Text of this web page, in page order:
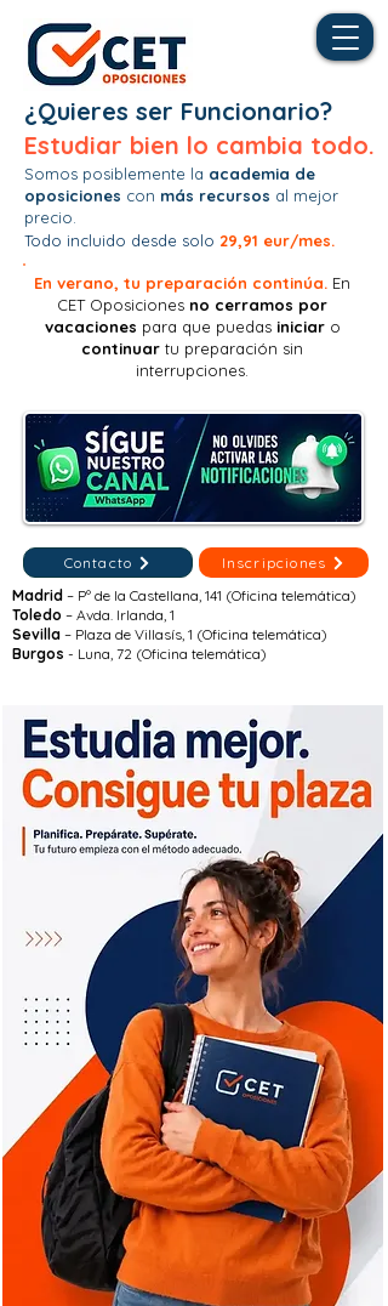
¿Quieres ser Funcionario?
Estudiar bien lo cambia todo.
Somos posiblemente la academia de
oposiciones con más recursos al mejor
precio.
Todo incluido desde solo 29,91 eur/mes.
En verano, tu preparación continúa. En
CET Oposiciones no cerramos por
vacaciones para que puedas iniciar o
continuar tu preparación sin
interrupciones.
Contacto
Inscripciones
Madrid – Pº de la Castellana, 141 (Oficina telemática)
Toledo – Avda. Irlanda, 1
Sevilla – Plaza de Villasís, 1 (Oficina telemática)
Burgos - Luna, 72 (Oficina telemática)